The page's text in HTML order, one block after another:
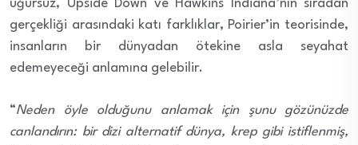
uğursuz, Upside Down ve Hawkins Indiana’nın sıradan
gerçekliği arasındaki katı farklıklar, Poirier’in teorisinde,
insanların bir dünyadan ötekine asla seyahat
edemeyeceği anlamına gelebilir.
“Neden öyle olduğunu anlamak için şunu gözünüzde
canlandırın: bir dizi alternatif dünya, krep gibi istiflenmiş,